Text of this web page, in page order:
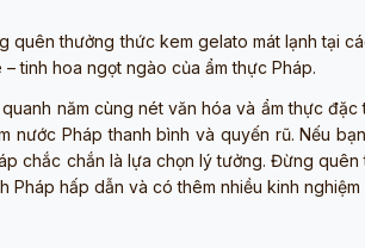
quên thưởng thức kem gelato mát lạnh tại
tinh hoa ngọt ngào của ẩm thực Pháp.
năm cùng nét văn hóa và ẩm thực đặc
nước Pháp thanh bình và quyến rũ. Nếu
chắc chắn là lựa chọn lý tưởng. Đừng
Pháp hấp dẫn và có thêm nhiều kinh